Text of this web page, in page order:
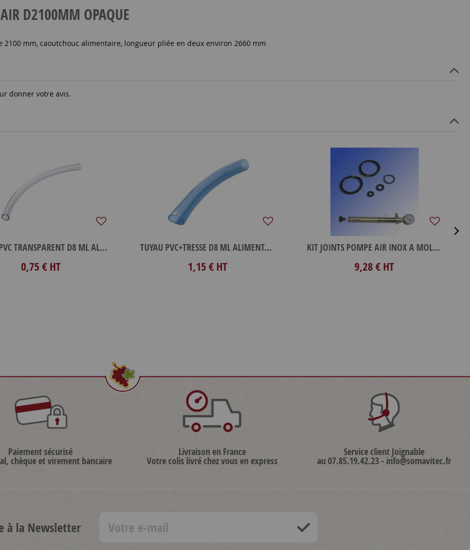
D2100MM OPAQUE
mm, caoutchouc alimentaire, longueur pliée en deux environ 2660 mm
donner votre avis.
TUYAU PVC TRANSPARENT D8 ML ALIM
0,75 € HT
TUYAU PVC+TRESSE D8 ML ALIMENTAIRE
1,15 € HT
KIT JOINTS POMPE AIR INOX A MOLETTE
9,28 € HT
Paiement sécurisé
chèque et virement bancaire
Livraison en France
Votre colis livré chez vous en express
Service client Joignable
au 07.85.19.42.23 - info@somavitec.fr
à la Newsletter